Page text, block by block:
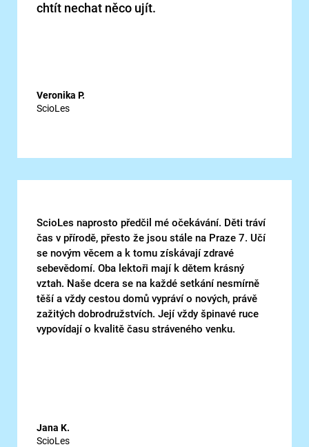
chtít nechat něco ujít.
Veronika P.
ScioLes
ScioLes naprosto předčil mé očekávání. Děti tráví
čas v přírodě, přesto že jsou stále na Praze 7. Učí
se novým věcem a k tomu získávají zdravé
sebevědomí. Oba lektoři mají k dětem krásný
vztah. Naše dcera se na každé setkání nesmírně
těší a vždy cestou domů vypráví o nových, právě
zažitých dobrodružstvích. Její vždy špinavé ruce
vypovídají o kvalitě času stráveného venku.
Jana K.
ScioLes